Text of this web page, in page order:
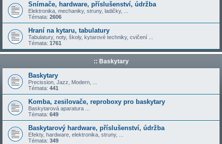
Snímače, hardware, příslušenství, údržba
Elektronika, mechaniky, struny, ladičky, ...
Témata: 2606
Hraní na kytaru, tabulatury
Tabulatury, noty, školy, kytarové techniky, cvičení ...
Témata: 1761
:: Baskytary
Baskytary
Precission, Jazz, Modern, ...
Témata: 441
Komba, zesilovače, reproboxy pro baskytary
Baskytarová aparatura ...
Témata: 649
Baskytarový hardware, příslušenství, údržba
Efekty, hardware, elektronika, struny, ...
Témata: 349